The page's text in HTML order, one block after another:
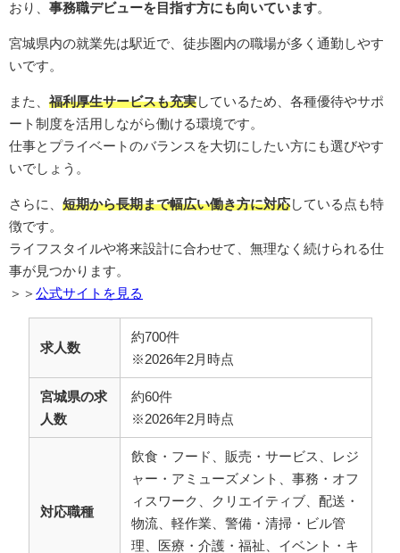
おり、 事務職デビューを目指す方にも向いています
宮城県内の就業先は駅近で、徒歩圏内の職場が多く通勤しやす
いです。
また、 福利厚生サービスも充実 しているため、各種優待やサポ
ート制度を活用しながら働ける環境です。
仕事とプライベートのバランスを大切にしたい方にも選びやす
いでしょう。
さらに、 短期から長期まで幅広い働き方に対応 している点も特
徴です。
ライフスタイルや将来設計に合わせて、無理なく続けられる仕
事が見つかります。
＞＞ 公式サイトを見る
求人数
約700件
※2026年2月時点
宮城県の求
人数
約60件
※2026年2月時点
対応職種
飲食・フード、販売・サービス、レジ
ャー・アミューズメント、事務・オフ
ィスワーク、クリエイティブ、配送・
物流、軽作業、警備・清掃・ビル管
理、医療・介護・福祉、イベント・キ